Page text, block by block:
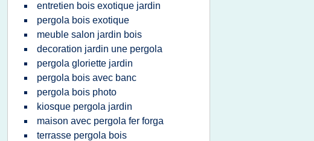
entretien bois exotique jardin
pergola bois exotique
meuble salon jardin bois
decoration jardin une pergola
pergola gloriette jardin
pergola bois avec banc
pergola bois photo
kiosque pergola jardin
maison avec pergola fer forga
terrasse pergola bois